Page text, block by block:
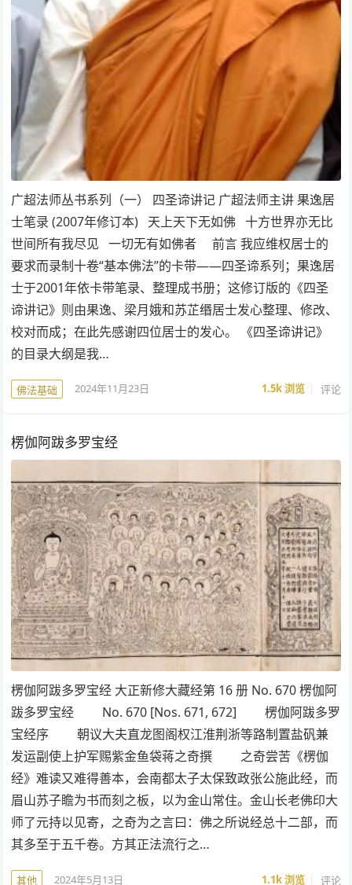
广超法师丛书系列（一） 四圣谛讲记 广超法师主讲 果逸居
士笔录 (2007年修订本) 天上天下无如佛 十方世界亦无比
世间所有我尽见 一切无有如佛者 前言 我应维权居士的
要求而录制十卷“基本佛法”的卡带——四圣谛系列；果逸居
士于2001年依卡带笔录、整理成书册；这修订版的《四圣
谛讲记》则由果逸、梁月娥和苏芷缗居士发心整理、修改、
校对而成；在此先感谢四位居士的发心。 《四圣谛讲记》
的目录大纲是我…
佛法基础 2024年11月23日 1.5k浏览 评论
楞伽阿跋多罗宝经
楞伽阿跋多罗宝经 大正新修大藏经第 16 册 No. 670 楞伽阿
跋多罗宝经 No. 670 [Nos. 671, 672] 楞伽阿跋多罗
宝经序 朝议大夫直龙图阁权江淮荆浙等路制置盐矾兼
发运副使上护军赐紫金鱼袋蒋之奇撰 之奇尝苦《楞伽
经》难读又难得善本，会南都太子太保致政张公施此经，而
眉山苏子瞻为书而刻之板，以为金山常住。金山长老佛印大
师了元持以见寄，之奇为之言曰：佛之所说经总十二部，而
其多至于五千卷。方其正法流行之…
其他 2024年5月13日 1.1k浏览 评论